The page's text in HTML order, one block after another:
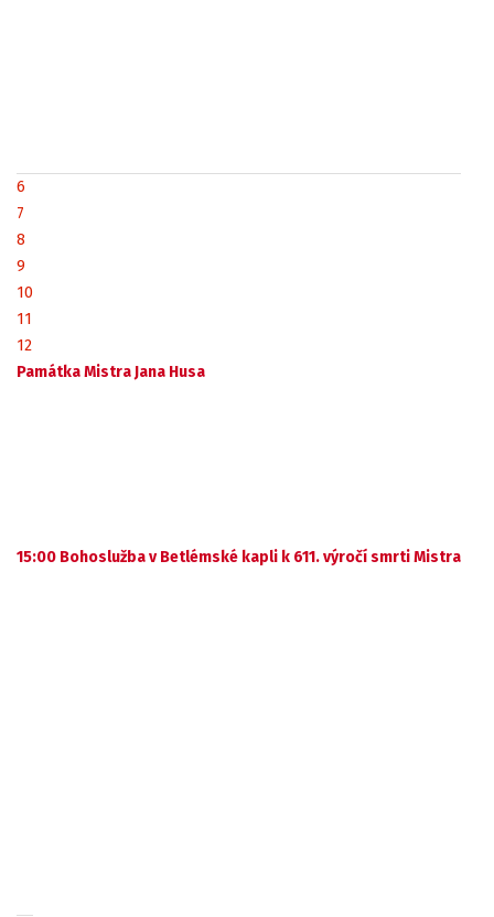
6
7
8
9
10
11
12
Památka Mistra Jana Husa
15:00 Bohoslužba v Betlémské kapli k 611. výročí smrti Mistra